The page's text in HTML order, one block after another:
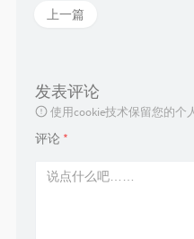
上一篇
发表评论
使用cookie技术保留您的个
评论 *